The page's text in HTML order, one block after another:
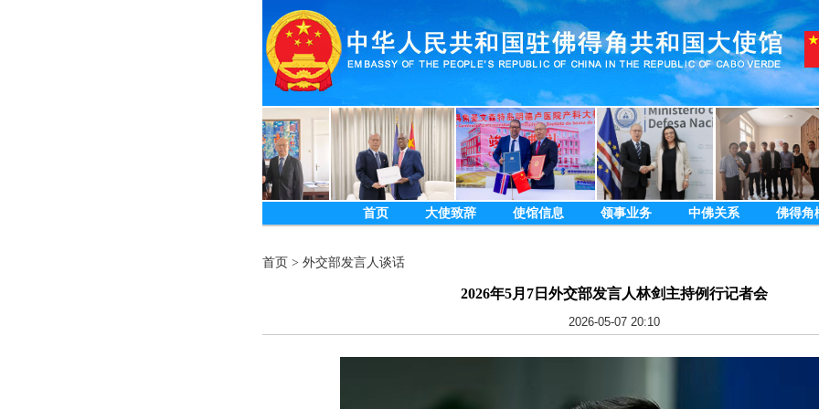
首页 大使致辞 使馆信息 领事业务 中佛关系 佛得角
首页 > 外交部发言人谈话
2026年5月7日外交部发言人林剑主持例行记者会
2026-05-07 20:10